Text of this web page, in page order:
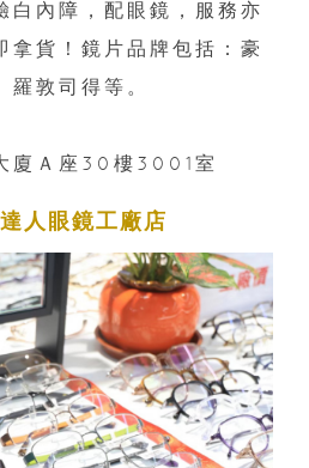
白內障，配眼鏡，服務亦
拿貨！鏡片品牌包括：豪
羅敦司得等。
廈Ａ座30樓3001室
人眼鏡工廠店